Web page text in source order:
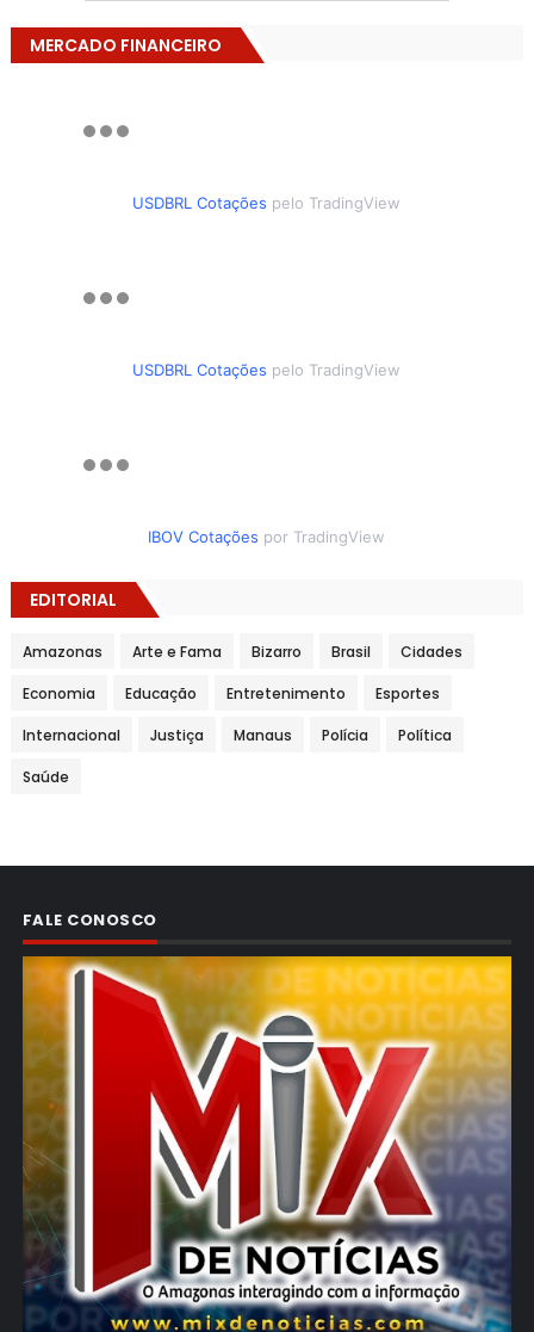
MERCADO FINANCEIRO
USDBRL Cotações pelo TradingView
USDBRL Cotações pelo TradingView
IBOV Cotações por TradingView
EDITORIAL
Amazonas Arte e Fama Bizarro Brasil Cidades
Economia Educação Entretenimento Esportes
Internacional Justiça Manaus Polícia Política
Saúde
FALE CONOSCO